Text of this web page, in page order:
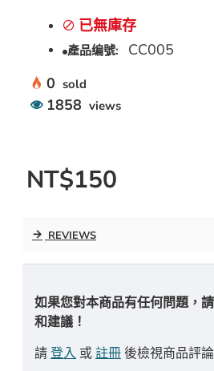
已無庫存
產品编號:
CC005
0 sold
1858 views
NT$150
REVIEWS
如果您對本商品有任何問題，
和建議！
請登入 或註冊後檢視商品評論